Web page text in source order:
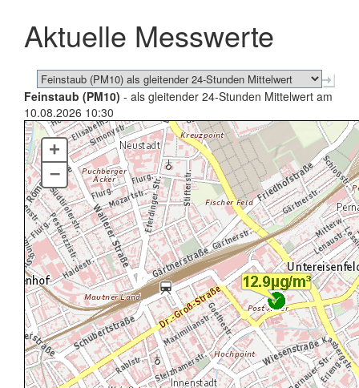
schließen
Aktuelle Messwerte
Feinstaub (PM10) - als gleitender 24-Stunden Mittelwert am
10.08.2026 10:30
+
–